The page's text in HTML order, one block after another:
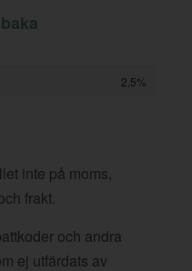
2,5%
inte på moms,
frakt.
och andra
ej utfärdats av